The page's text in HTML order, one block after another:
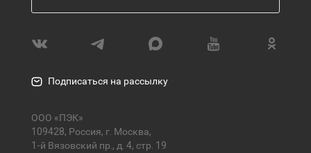
Подписаться на рассылку
ООО «ПЭК»
109428, Россия, г. Москва,
1-й Вязовский пр., д. 4, стр. 19